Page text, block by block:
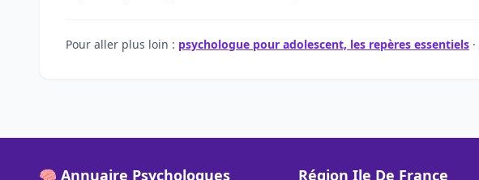
Pour aller plus loin : psychologue pour adolescent, les repères essentiels ·
🧠 Annuaire Psychologues Région Ile De France